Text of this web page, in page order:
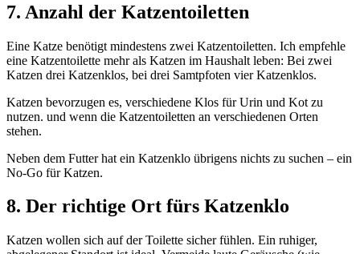
7. Anzahl der Katzentoiletten
Eine Katze benötigt mindestens zwei Katzentoiletten. Ich empfehle
eine Katzentoilette mehr als Katzen im Haushalt leben: Bei zwei
Katzen drei Katzenklos, bei drei Samtpfoten vier Katzenklos.
Katzen bevorzugen es, verschiedene Klos für Urin und Kot zu
nutzen. und wenn die Katzentoiletten an verschiedenen Orten
stehen.
Neben dem Futter hat ein Katzenklo übrigens nichts zu suchen – ein
No-Go für Katzen.
8. Der richtige Ort fürs Katzenklo
Katzen wollen sich auf der Toilette sicher fühlen. Ein ruhiger,